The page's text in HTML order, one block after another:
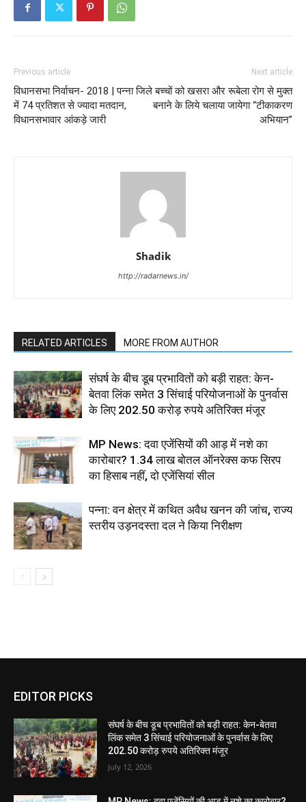
Previous article
विधानसभा निर्वाचन- 2018 | पन्ना जिले
में 74 प्रतिशत से ज्यादा मतदान,
विधानसभावार आंकड़े जारी
Next article
बच्चों को खसरा और रूबेला रोग से मुक्त
बनाने के लिये चलाया जायेगा “टीकाकरण
अभियान”
Shadik
http://radarnews.in/
RELATED ARTICLES MORE FROM AUTHOR
संघर्ष के बीच डूब प्रभावितों को बड़ी राहत: केन-
बेतवा लिंक समेत 3 सिंचाई परियोजनाओं के पुनर्वास
के लिए 202.50 करोड़ रुपये अतिरिक्त मंजूर
MP News: दवा एजेंसियों की आड़ में नशे का
कारोबार? 1.34 लाख बोतल ऑनरेक्स कफ सिरप
का हिसाब नहीं, दो एजेंसियां सील
पन्ना: वन क्षेत्र में कथित अवैध खनन की जांच, राज्य
स्तरीय उड़नदस्ता दल ने किया निरीक्षण
EDITOR PICKS
संघर्ष के बीच डूब प्रभावितों को बड़ी राहत: केन-बेतवा
लिंक समेत 3 सिंचाई परियोजनाओं के पुनर्वास के लिए
202.50 करोड़ रुपये अतिरिक्त मंजूर
July 12, 2026